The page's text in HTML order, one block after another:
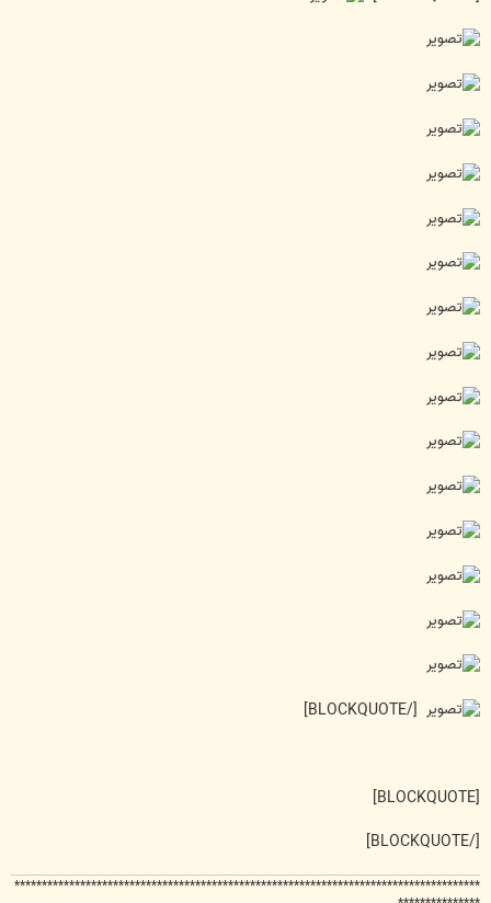
[/BLOCKQUOTE]
[BLOCKQUOTE]
[/BLOCKQUOTE]
*************************************************************************************